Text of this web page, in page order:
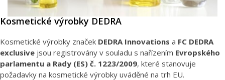
Kosmetické výrobky DEDRA
Kosmetické výrobky značek DEDRA Innovations a FC DEDRA
exclusive jsou registrovány v souladu s nařízením Evropského
parlamentu a Rady (ES) č. 1223/2009, které stanovuje
požadavky na kosmetické výrobky uváděné na trh EU.